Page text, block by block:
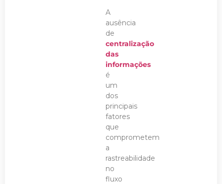
A
ausência
de
centralização
das
informações
é
um
dos
principais
fatores
que
comprometem
a
rastreabilidade
no
fluxo